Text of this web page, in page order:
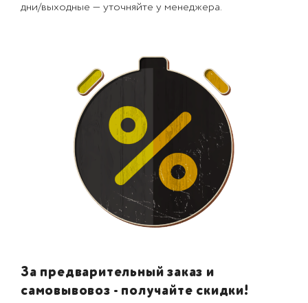
дни/выходные — уточняйте у менеджера.
За предварительный заказ и
самовывовоз - получайте скидки!